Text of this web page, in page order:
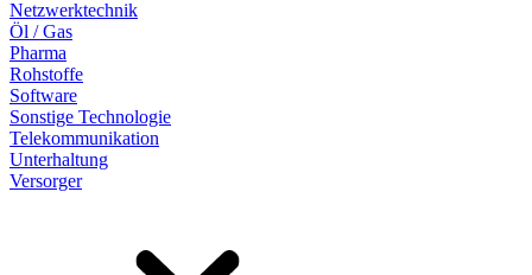
Netzwerktechnik
Öl / Gas
Pharma
Rohstoffe
Software
Sonstige Technologie
Telekommunikation
Unterhaltung
Versorger